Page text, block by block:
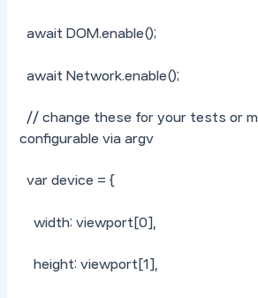
await DOM.enable();
await Network.enable();
// change these for your tests or
configurable via argv
var device = {
width: viewport[0],
height: viewport[1],